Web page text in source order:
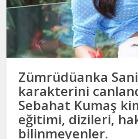
Zümrüdüanka
karakterini
Sebahat Kumaş
eğitimi, dizileri,
bilinmeyenler.